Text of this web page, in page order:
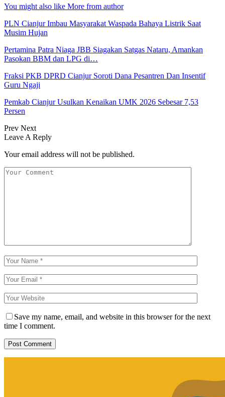
You might also like More from author
PLN Cianjur Imbau Masyarakat Waspada Bahaya Listrik Saat
Musim Hujan
Pertamina Patra Niaga JBB Siagakan Satgas Nataru, Amankan
Pasokan BBM dan LPG di…
Fraksi PKB DPRD Cianjur Soroti Dana Pesantren Dan Insentif
Guru Ngaji
Pemkab Cianjur Usulkan Kenaikan UMK 2026 Sebesar 7,53
Persen
Prev Next
Leave A Reply
Your email address will not be published.
Save my name, email, and website in this browser for the next
time I comment.